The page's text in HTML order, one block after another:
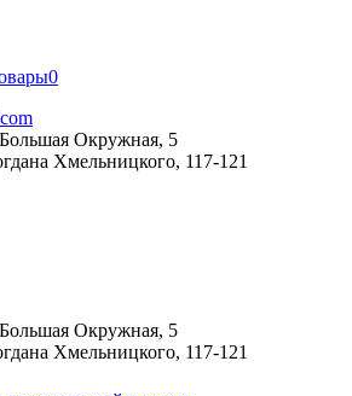
0
Окружная, 5
Хмельницкого, 117-121
Окружная, 5
Хмельницкого, 117-121